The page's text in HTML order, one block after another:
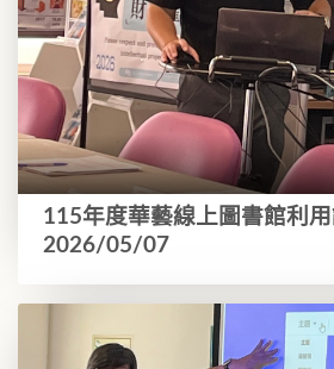
115年度華藝線上圖書館利
2026/05/07